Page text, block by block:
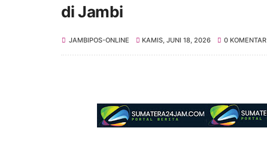
di Jambi
JAMBIPOS-ONLINE KAMIS, JUNI 18, 2026 0 KOMENTAR